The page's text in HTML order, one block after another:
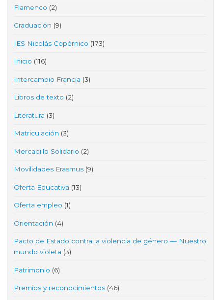
Flamenco (2)
Graduación (9)
IES Nicolás Copérnico (173)
Inicio (116)
Intercambio Francia (3)
Libros de texto (2)
Literatura (3)
Matriculación (3)
Mercadillo Solidario (2)
Movilidades Erasmus (9)
Oferta Educativa (13)
Oferta empleo (1)
Orientación (4)
Pacto de Estado contra la violencia de género — Nuestro
mundo violeta (3)
Patrimonio (6)
Premios y reconocimientos (46)